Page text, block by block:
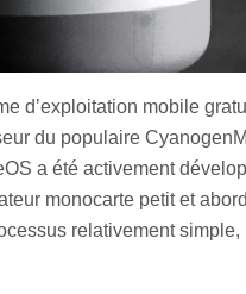
d’exploitation mobile
du populaire
a été activement
monocarte petit et
relativement